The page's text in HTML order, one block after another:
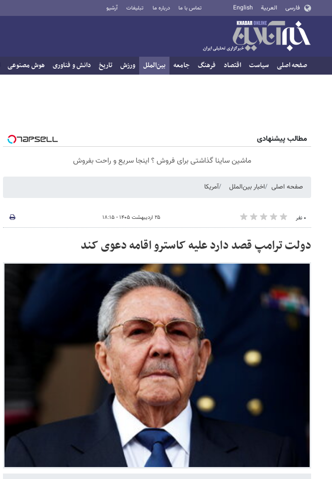
فارسی العربية English تماس با ما درباره ما تبلیغات آرشیو
صفحه اصلی سیاست اقتصاد فرهنگ جامعه بین‌الملل ورزش تاریخ دانش و فناوری هوش مصنوعی
مطالب پیشنهادی
ماشین ساینا گذاشتی برای فروش ؟ اینجا سریع و راحت بفروش
صفحه اصلی اخبار بین‌الملل آمریکا
۰ نفر ۲۵ اردیبهشت ۱۴۰۵ - ۱۸:۱۵
دولت ترامپ قصد دارد علیه کاسترو اقامه دعوی کند